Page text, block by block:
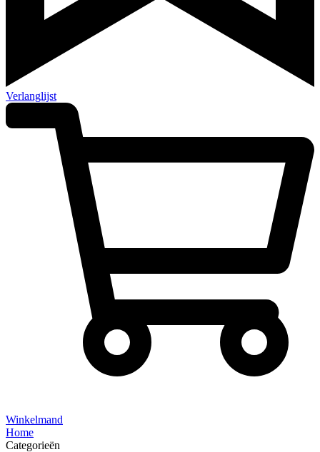
Verlanglijst
Winkelmand
Home
Categorieën